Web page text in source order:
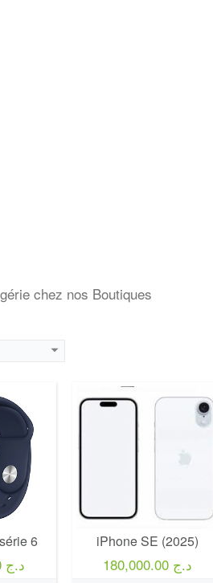
chez nos Boutiques
6
102,000.00 د.ج
iPhone SE (2025)
180,000.00 د.ج